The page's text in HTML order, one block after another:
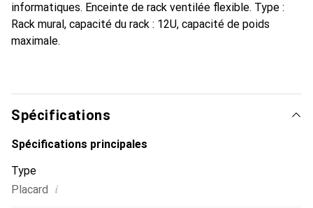
informatiques. Enceinte de rack ventilée flexible. Type :
Rack mural, capacité du rack : 12U, capacité de poids
maximale.
Spécifications
Spécifications principales
Type
Placard
i